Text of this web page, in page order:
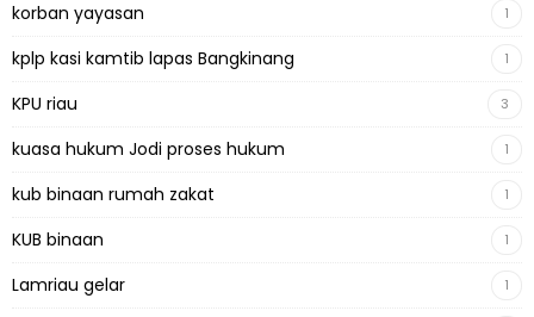
korban yayasan 1
kplp kasi kamtib lapas Bangkinang 1
KPU riau 3
kuasa hukum Jodi proses hukum 1
kub binaan rumah zakat 1
KUB binaan 1
Lamriau gelar 1